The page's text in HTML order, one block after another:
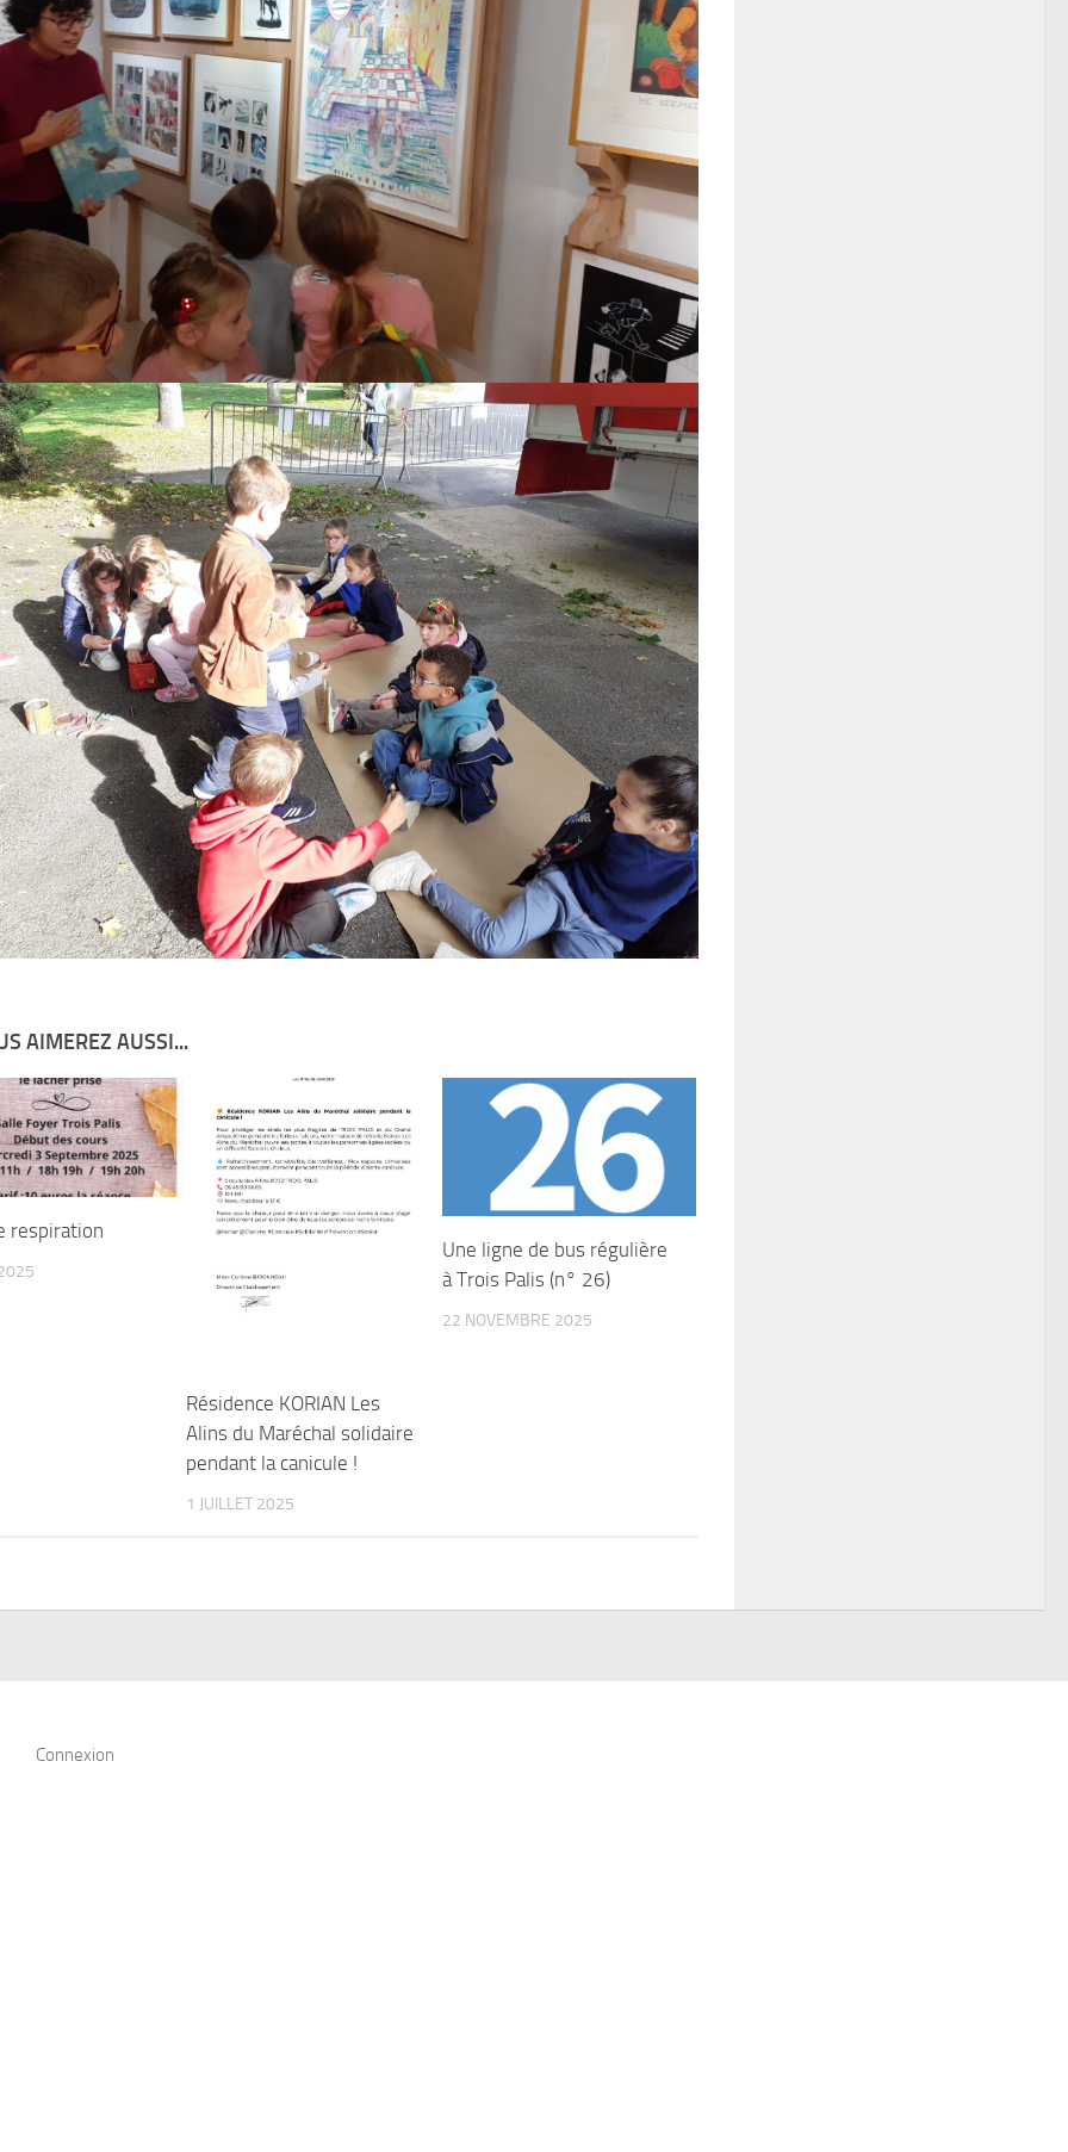
AIMEREZ AUSSI...
respiration
Résidence KORIAN Les
Alins du Maréchal solidaire
pendant la canicule !
1 JUILLET 2025
Une ligne de bus régulière
à Trois Palis (n° 26)
22 NOVEMBRE 2025
Connexion